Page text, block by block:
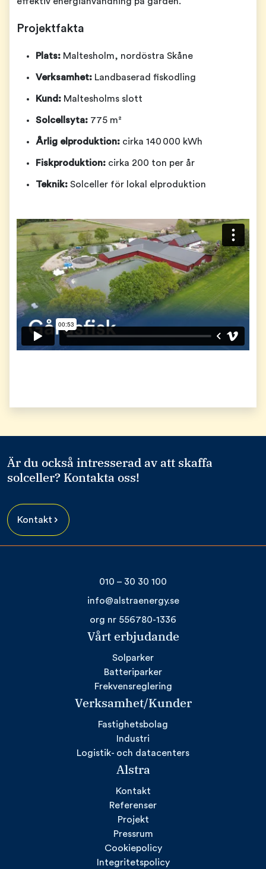
Projektfakta
Plats: Maltesholm, nordöstra Skåne
Verksamhet: Landbaserad fiskodling
Kund: Maltesholms slott
Solcellsyta: 775 m²
Årlig elproduktion: cirka 140 000 kWh
Fiskproduktion: cirka 200 ton per år
Teknik: Solceller för lokal elproduktion
Är du också intresserad av att skaffa
solceller? Kontakta oss!
Kontakt
010 – 30 30 100
info@alstraenergy.se
org nr 556780-1336
Vårt erbjudande
Solparker
Batteriparker
Frekvensreglering
Verksamhet/Kunder
Fastighetsbolag
Industri
Logistik- och datacenters
Alstra
Kontakt
Referenser
Projekt
Pressrum
Cookiepolicy
Integritetspolicy